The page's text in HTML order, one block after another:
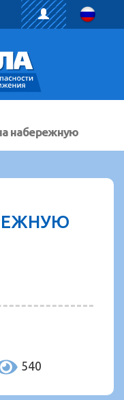
набережную
540